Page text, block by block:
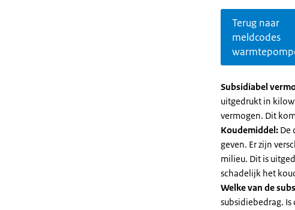
Terug naar
meldcodes
Subsidiabel
uitgedrukt in
vermogen. Dit
Koudemiddel: De
geven. Er zijn
milieu. Dit is
schadelijk het
Welke van de
subsidiebedrag.